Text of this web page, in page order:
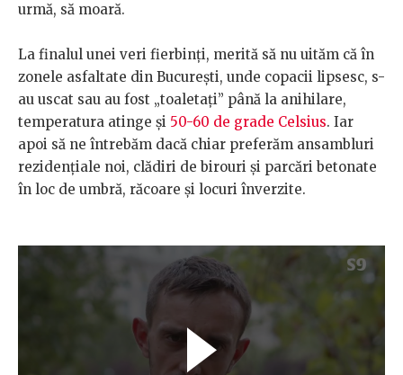
urmă, să moară.
La finalul unei veri fierbinți, merită să nu uităm că în
zonele asfaltate din București, unde copacii lipsesc, s-
au uscat sau au fost „toaletați” până la anihilare,
temperatura atinge și 50-60 de grade Celsius. Iar
apoi să ne întrebăm dacă chiar preferăm ansambluri
rezidențiale noi, clădiri de birouri și parcări betonate
în loc de umbră, răcoare și locuri înverzite.